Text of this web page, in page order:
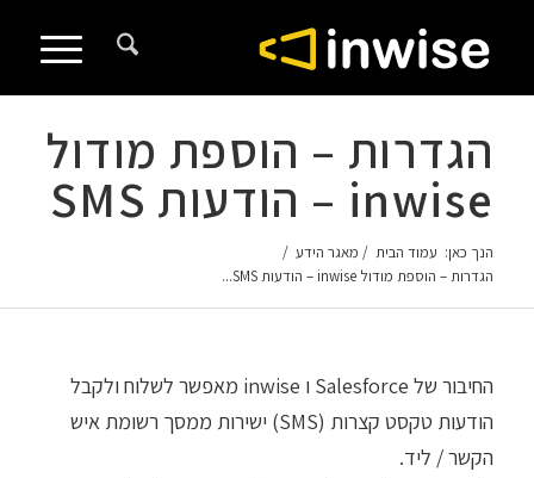
הגדרות – הוספת מודול
inwise – הודעות SMS
הנך כאן: עמוד הבית / מאגר הידע /
הגדרות – הוספת מודול inwise – הודעות SMS...
החיבור של Salesforce ו inwise מאפשר לשלוח ולקבל
הודעות טקסט קצרות (SMS) ישירות ממסך רשומת איש
הקשר / ליד.